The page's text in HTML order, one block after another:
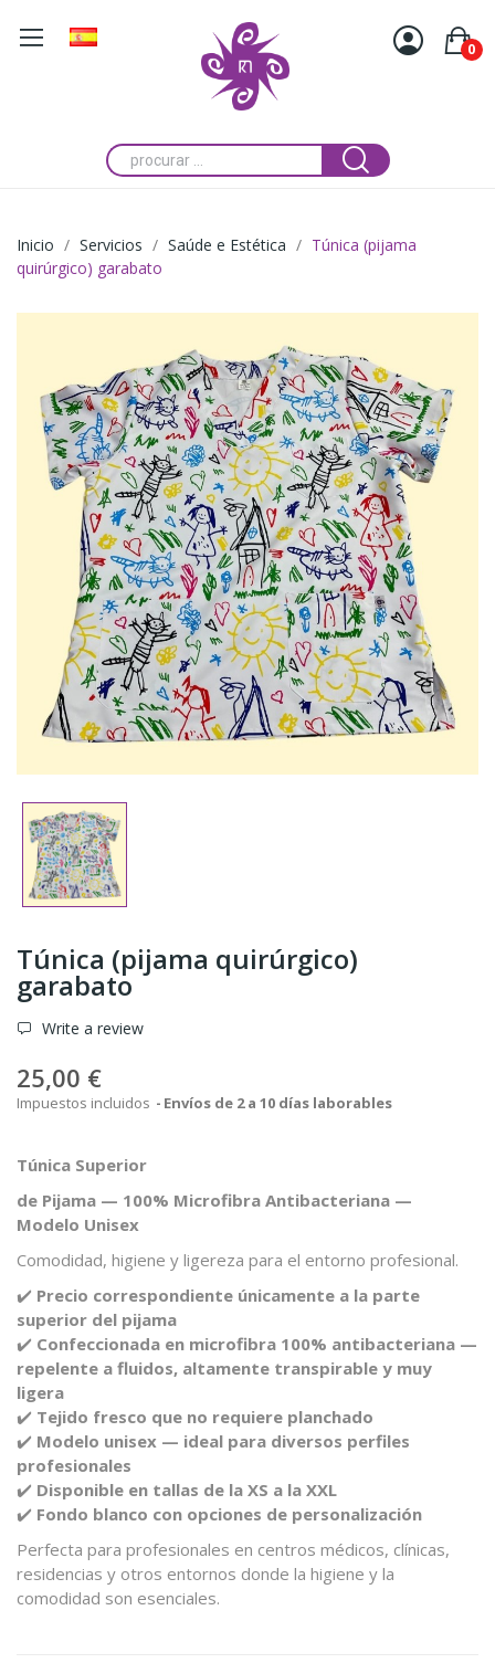
0
Inicio Servicios Saúde e Estética
Túnica (pijama
quirúrgico) garabato
Túnica (pijama quirúrgico)
garabato
Write a review
25,00 €
Impuestos incluidos Envíos de 2 a 10 días laborables
Túnica Superior
de Pijama — 100% Microfibra Antibacteriana —
Modelo Unisex
Comodidad, higiene y ligereza para el entorno profesional.
✔️ Precio correspondiente únicamente a la parte
superior del pijama
✔️ Confeccionada en microfibra 100% antibacteriana —
repelente a fluidos, altamente transpirable y muy
ligera
✔️ Tejido fresco que no requiere planchado
✔️ Modelo unisex — ideal para diversos perfiles
profesionales
✔️ Disponible en tallas de la XS a la XXL
✔️ Fondo blanco con opciones de personalización
Perfecta para profesionales en centros médicos, clínicas,
residencias y otros entornos donde la higiene y la
comodidad son esenciales.